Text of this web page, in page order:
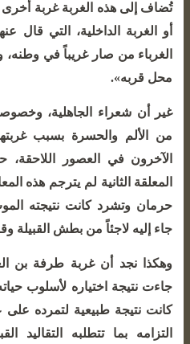
تُضاف إلى هذه الغربة غربة أخرى
أو الغربة الداخلية، التي قال
الغرباء من صار غريباً في وطنه،
محل قربه».
غير أن شعراء الجاهلية،
من الألم والحسرة بسبب
الآخرون في العصور
المعلقة الثانية لم يترجم هذه
حرمان وتشرد كانت نتيجته
جاء إليه لاجئاً من بطش القبيلة
وهكذا نجد أن غربة طرفة بن
جاءت نتيجة اختياره لأسلوب
كانت نتيجة طبيعية لتمرده
التزامه بما تتطلبه التقاليد